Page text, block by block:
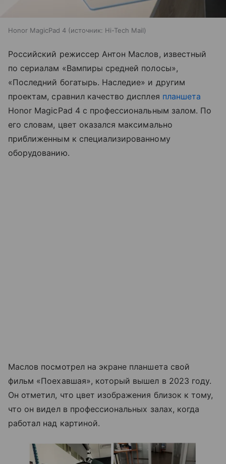
Honor MagicPad 4 источник: Hi-Tech Mail
Российский режиссер Антон Маслов, известный
по сериалам «Вампиры средней полосы»,
«Последний богатырь. Наследие» и другим
проектам, сравнил качество дисплея планшета
Honor MagicPad 4 с профессиональным залом. По
его словам, цвет оказался максимально
приближенным к специализированному
оборудованию.
Маслов посмотрел на экране планшета свой
фильм «Поехавшая», который вышел в 2023 году.
Он отметил, что цвет изображения близок к тому,
что он видел в профессиональных залах, когда
работал над картиной.